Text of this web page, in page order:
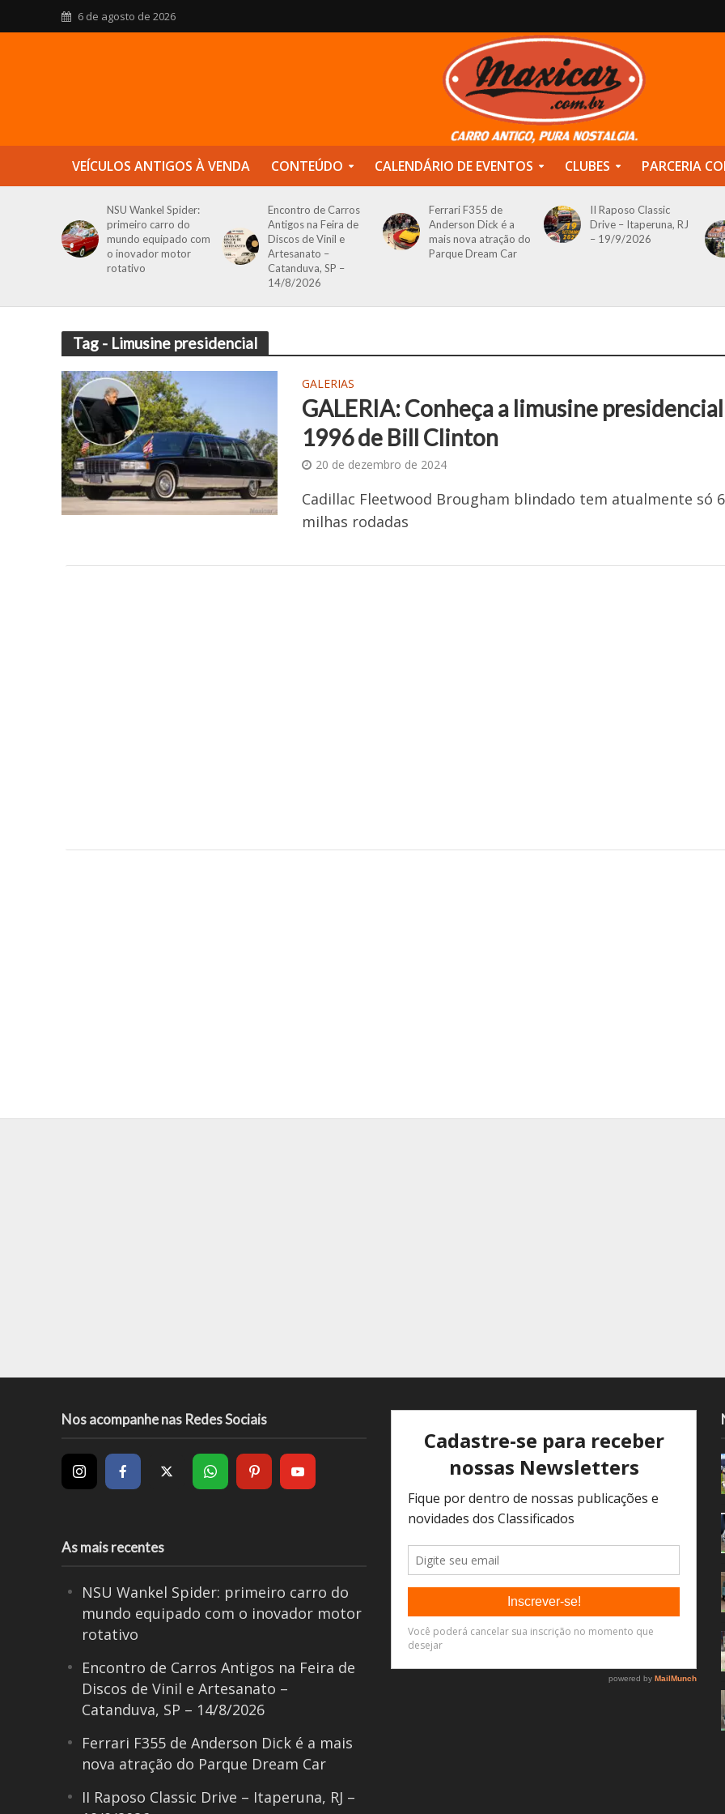
6 de agosto de 2026
VEÍCULOS ANTIGOS À VENDA CONTEÚDO CALENDÁRIO DE EVENTOS CLUBES PARCERIA
NSU Wankel Spider:
primeiro carro do
mundo equipado com
o inovador motor
rotativo
Encontro de Carros
Antigos na Feira de
Discos de Vinil e
Artesanato –
Catanduva, SP –
14/8/2026
Ferrari F355 de
Anderson Dick é a
mais nova atração do
Parque Dream Car
II Raposo Classic
Drive – Itaperuna, RJ
– 19/9/2026
Tag - Limusine presidencial
GALERIAS
GALERIA: Conheça a limusine presidencial
1996 de Bill Clinton
20 de dezembro de 2024
Cadillac Fleetwood Brougham blindado tem atualmente só
milhas rodadas
Nos acompanhe nas Redes Sociais
As mais recentes
NSU Wankel Spider: primeiro carro do
mundo equipado com o inovador motor
rotativo
Encontro de Carros Antigos na Feira de
Discos de Vinil e Artesanato –
Catanduva, SP – 14/8/2026
Ferrari F355 de Anderson Dick é a mais
nova atração do Parque Dream Car
II Raposo Classic Drive – Itaperuna, RJ –